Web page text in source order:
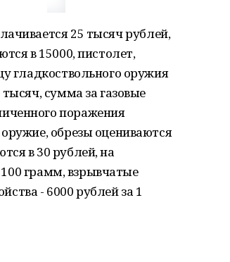
25 тысяч рублей,
в 15000, пистолет,
гладкоствольного оружия
сумма за газовые
поражения
обрезы оцениваются
в 30 рублей, на
100 грамм, взрывчатые
- 6000 рублей за 1